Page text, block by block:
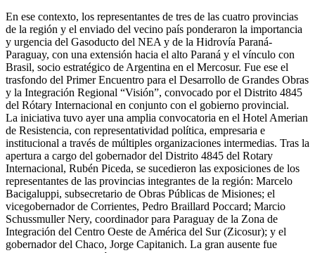
En ese contexto, los representantes de tres de las cuatro provincias
de la región y el enviado del vecino país ponderaron la importancia
y urgencia del Gasoducto del NEA y de la Hidrovía Paraná-
Paraguay, con una extensión hacia el alto Paraná y el vínculo con
Brasil, socio estratégico de Argentina en el Mercosur. Fue ese el
trasfondo del Primer Encuentro para el Desarrollo de Grandes Obras
y la Integración Regional “Visión”, convocado por el Distrito 4845
del Rótary Internacional en conjunto con el gobierno provincial.
La iniciativa tuvo ayer una amplia convocatoria en el Hotel Amerian
de Resistencia, con representatividad política, empresaria e
institucional a través de múltiples organizaciones intermedias. Tras la
apertura a cargo del gobernador del Distrito 4845 del Rotary
Internacional, Rubén Piceda, se sucedieron las exposiciones de los
representantes de las provincias integrantes de la región: Marcelo
Bacigaluppi, subsecretario de Obras Públicas de Misiones; el
vicegobernador de Corrientes, Pedro Braillard Poccard; Marcio
Schussmuller Nery, coordinador para Paraguay de la Zona de
Integración del Centro Oeste de América del Sur (Zicosur); y el
gobernador del Chaco, Jorge Capitanich. La gran ausente fue